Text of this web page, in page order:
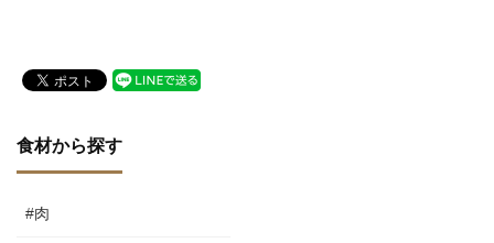
食材から探す
#肉